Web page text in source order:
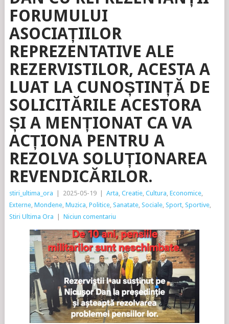
FORUMULUI
ASOCIAȚIILOR
REPREZENTATIVE ALE
REZERVISTILOR, ACESTA A
LUAT LA CUNOȘTINȚĂ DE
SOLICITĂRILE ACESTORA
ȘI A MENȚIONAT CA VA
ACȚIONA PENTRU A
REZOLVA SOLUȚIONAREA
REVENDICĂRILOR.
stiri_ultima_ora 2025-05-19 Arta, Creatie, Cultura, Economice,
Externe, Mondene, Muzica, Politice, Sanatate, Sociale, Sport, Sportive,
Stiri Ultima Ora
Niciun comentariu